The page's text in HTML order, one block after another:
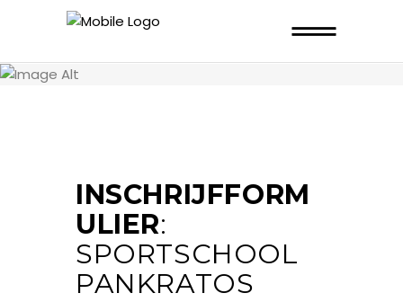
INSCHRIJFFORM
ULIER:
SPORTSCHOOL
PANKRATOS